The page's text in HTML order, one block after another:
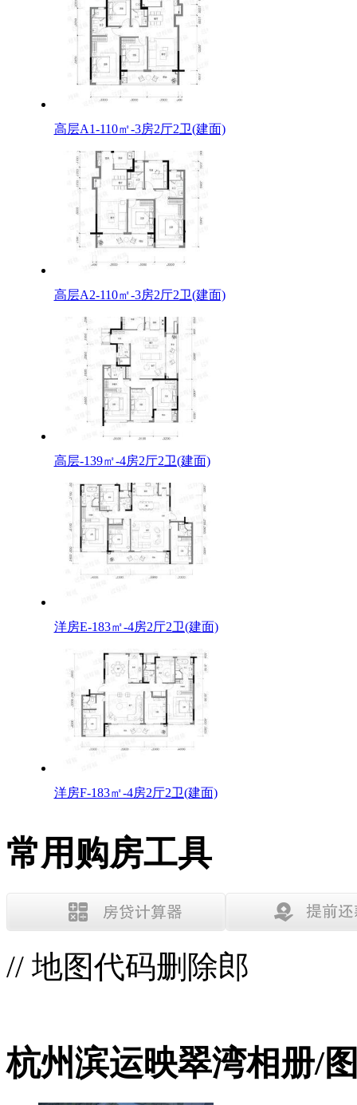
高层A1-110㎡-3房2厅2卫(建面)
高层A2-110㎡-3房2厅2卫(建面)
高层-139㎡-4房2厅2卫(建面)
洋房E-183㎡-4房2厅2卫(建面)
洋房F-183㎡-4房2厅2卫(建面)
常用购房工具
// 地图代码删除郎
杭州滨运映翠湾相册/